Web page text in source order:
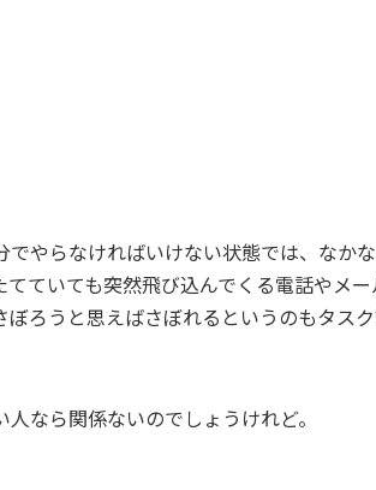
でやらなければいけない状態では、なか
てていても突然飛び込んでくる電話やメ
ぼろうと思えばさぼれるというのもタス
なら関係ないのでしょうけれど。